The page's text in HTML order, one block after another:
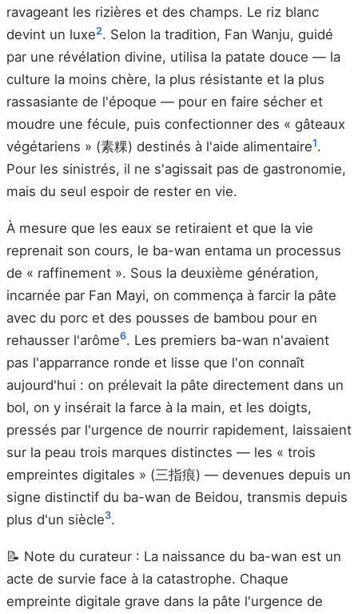
ravageant les rizières et des champs. Le riz blanc
devint un luxe2. Selon la tradition, Fan Wanju, guidé
par une révélation divine, utilisa la patate douce — la
culture la moins chère, la plus résistante et la plus
rassasiante de l'époque — pour en faire sécher et
moudre une fécule, puis confectionner des « gâteaux
végétariens » (素粿) destinés à l'aide alimentaire1.
Pour les sinistrés, il ne s'agissait pas de gastronomie,
mais du seul espoir de rester en vie.
À mesure que les eaux se retiraient et que la vie
reprenait son cours, le ba-wan entama un processus
de « raffinement ». Sous la deuxième génération,
incarnée par Fan Mayi, on commença à farcir la pâte
avec du porc et des pousses de bambou pour en
rehausser l'arôme6. Les premiers ba-wan n'avaient
pas l'apparrance ronde et lisse que l'on connaît
aujourd'hui : on prélevait la pâte directement dans un
bol, on y insérait la farce à la main, et les doigts,
pressés par l'urgence de nourrir rapidement, laissaient
sur la peau trois marques distinctes — les « trois
empreintes digitales » (三指痕) — devenues depuis un
signe distinctif du ba-wan de Beidou, transmis depuis
plus d'un siècle3.
📝 Note du curateur : La naissance du ba-wan est un
acte de survie face à la catastrophe. Chaque
empreinte digitale grave dans la pâte l'urgence de